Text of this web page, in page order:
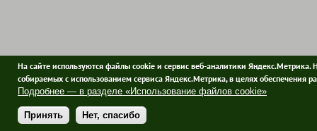
На сайте используются файлы cookie и сервис веб-аналитики
собираемых с использованием сервиса Яндекс.Метрика, в целях обеспечения
Подробнее — в разделе «Использование файлов cookie»
Принять Нет, спасибо